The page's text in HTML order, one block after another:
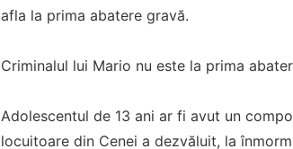
afla la prima abatere gravă.
Criminalul lui Mario nu este la prima
Adolescentul de 13 ani ar fi avut un
locuitoare din Cenei a dezvăluit, la